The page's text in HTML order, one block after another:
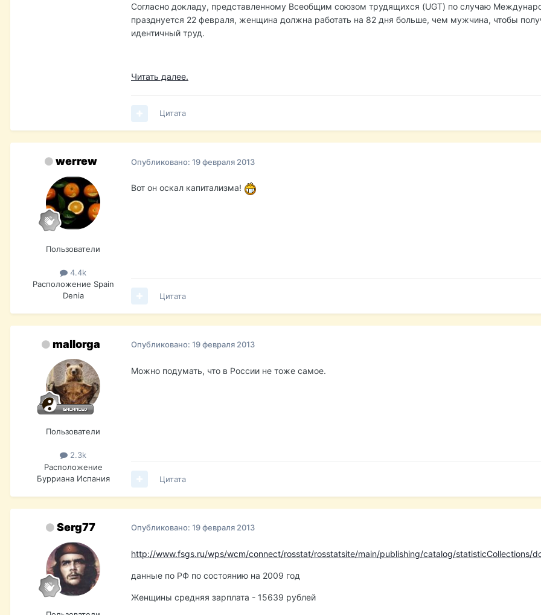
Согласно докладу, представленному Всеобщим союзом трудящихся (UGT) по случаю
празднуется 22 февраля, женщина должна работать на 82 дня больше, чем мужчина, чтобы
идентичный труд.
Читать далее.
Цитата
werrew
Пользователи
4.4k
Расположение Spain
Denia
Опубликовано: 19 февраля 2013
Вот он оскал капитализма!
Цитата
mallorga
Пользователи
2.3k
Расположение
Бурриана Испания
Опубликовано: 19 февраля 2013
Можно подумать, что в России не тоже самое.
Цитата
Serg77 Опубликовано: 19 февраля 2013
http://www.fsgs.ru/wps/wcm/connect/rosstat/rosstatsite/main/publishing/catalog/statisticCollections/
данные по РФ по состоянию на 2009 год
Женщины средняя зарплата - 15639 рублей